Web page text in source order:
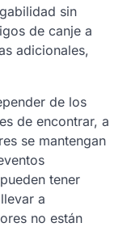
sin
de canje a
adicionales,
de los
de encontrar, a
se mantengan
tener
a
no están